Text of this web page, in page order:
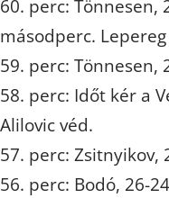
60. perc: Tönnesen,
másodperc.
59. perc: Tönnesen,
58. perc: Időt kér a
Alilovic véd.
57. perc: Zsitnyikov,
56. perc: Bodó, 26-